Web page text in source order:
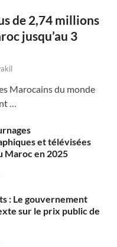
de 2,74 millions
jusqu’au 3
Marocains du monde
…
et télévisées
Maroc en 2025
: Le gouvernement
sur le prix public de